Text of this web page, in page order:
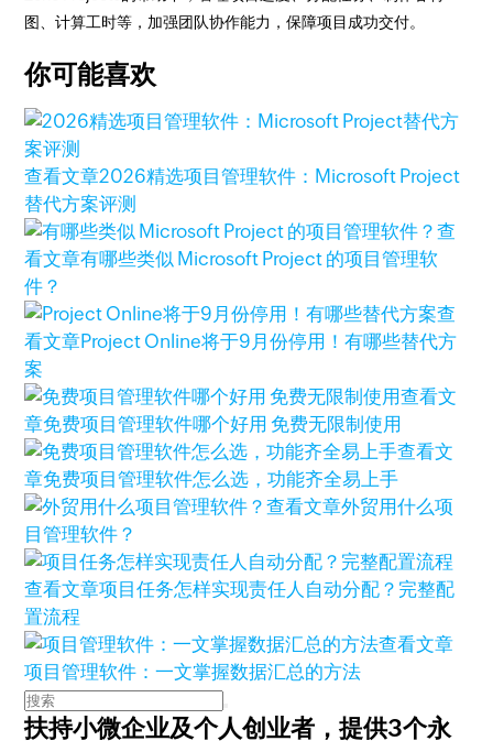
图、计算工时等，加强团队协作能力，保障项目成功交付。
你可能喜欢
查看文章2026精选项目管理软件：Microsoft Project
替代方案评测
查
看文章有哪些类似 Microsoft Project 的项目管理软
件？
查
看文章Project Online将于9月份停用！有哪些替代方
案
查看文
章免费项目管理软件哪个好用 免费无限制使用
查看文
章免费项目管理软件怎么选，功能齐全易上手
查看文章外贸用什么项
目管理软件？
查看文章项目任务怎样实现责任人自动分配？完整配
置流程
查看文章
项目管理软件：一文掌握数据汇总的方法
扶持小微企业及个人创业者，提供3个永